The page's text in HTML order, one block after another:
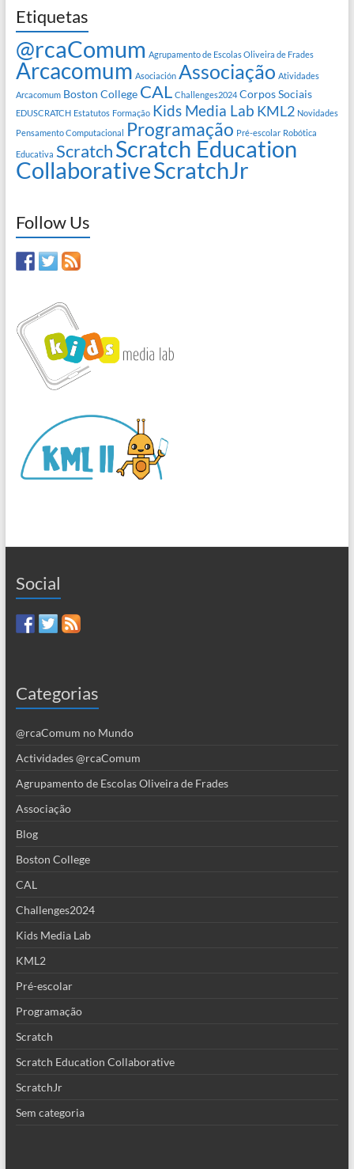
Etiquetas
@rcaComum Agrupamento de Escolas Oliveira de Frades
Arcacomum Asociación Associação Atividades
Arcacomum Boston College CAL Challenges2024 Corpos Sociais
EDUSCRATCH Estatutos Formação Kids Media Lab KML2 Novidades
Pensamento Computacional
Programação Pré-escolar Robótica
Educativa ScratchScratch Education
CollaborativeScratchJr
Follow Us
Social
Categorias
@rcaComum no Mundo
Actividades @rcaComum
Agrupamento de Escolas Oliveira de Frades
Associação
Blog
Boston College
CAL
Challenges2024
Kids Media Lab
KML2
Pré-escolar
Programação
Scratch
Scratch Education Collaborative
ScratchJr
Sem categoria